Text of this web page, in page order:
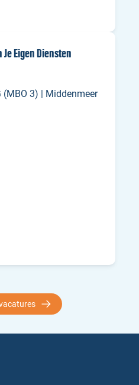
Je Eigen Diensten
(MBO 3) | Middenmeer